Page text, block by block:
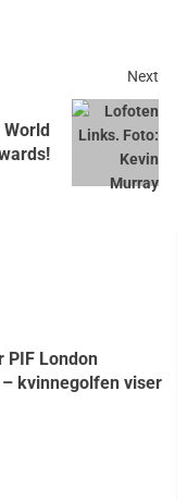
Next
PIF London
kvinnegolfen viser